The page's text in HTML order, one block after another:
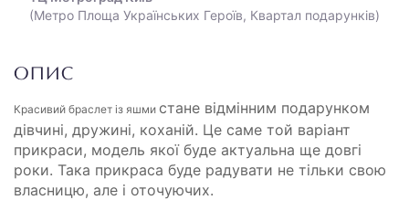
(Метро Площа Українських Героїв, Квартал подарунків)
ОПИС
Красивий браслет із яшми стане відмінним подарунком
дівчині, дружині, коханій. Це саме той варіант
прикраси, модель якої буде актуальна ще довгі
роки. Така прикраса буде радувати не тільки свою
власницю, але і оточуючих.